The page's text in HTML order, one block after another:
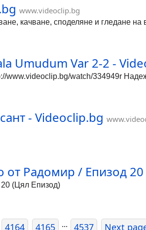
www.videoclip.bg
качване, споделяне и гледане
Umudum Var 2-2 -
www.videoclip.bg/watch/334949r
- Videoclip.bg
Радомир / Епизод
(Цял Епизод)
4164 4165 ... 4537 Next